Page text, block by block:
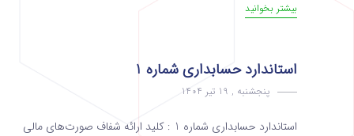
بیشتر بخوانید
استاندارد حسابداری شماره 1
پنجشنبه , 19 تیر 1404
استاندارد حسابداری شماره 1 : کلید ارائه شفاف صورت‌های مالی